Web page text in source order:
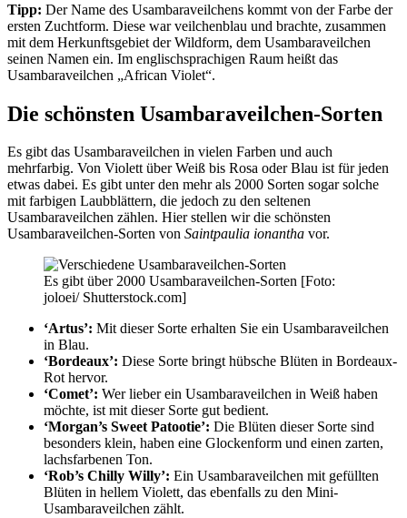
Tipp: Der Name des Usambaraveilchens kommt von der Farbe der
ersten Zuchtform. Diese war veilchenblau und brachte, zusammen
mit dem Herkunftsgebiet der Wildform, dem Usambaraveilchen
seinen Namen ein. Im englischsprachigen Raum heißt das
Usambaraveilchen „African Violet“.
Die schönsten Usambaraveilchen-Sorten
Es gibt das Usambaraveilchen in vielen Farben und auch
mehrfarbig. Von Violett über Weiß bis Rosa oder Blau ist für jeden
etwas dabei. Es gibt unter den mehr als 2000 Sorten sogar solche
mit farbigen Laubblättern, die jedoch zu den seltenen
Usambaraveilchen zählen. Hier stellen wir die schönsten
Usambaraveilchen-Sorten von Saintpaulia ionantha vor.
Es gibt über 2000 Usambaraveilchen-Sorten [Foto:
joloei/ Shutterstock.com]
‘Artus’: Mit dieser Sorte erhalten Sie ein Usambaraveilchen
in Blau.
‘Bordeaux’: Diese Sorte bringt hübsche Blüten in Bordeaux-
Rot hervor.
‘Comet’: Wer lieber ein Usambaraveilchen in Weiß haben
möchte, ist mit dieser Sorte gut bedient.
‘Morgan’s Sweet Patootie’: Die Blüten dieser Sorte sind
besonders klein, haben eine Glockenform und einen zarten,
lachsfarbenen Ton.
‘Rob’s Chilly Willy’: Ein Usambaraveilchen mit gefüllten
Blüten in hellem Violett, das ebenfalls zu den Mini-
Usambaraveilchen zählt.